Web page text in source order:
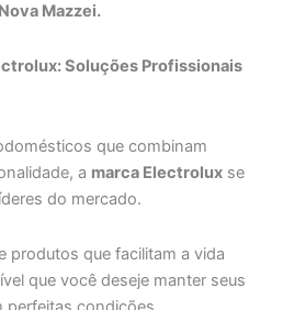
Mazzei.
Soluções Profissionais
que combinam
a marca Electrolux se
do mercado.
produtos que facilitam a vida
que você deseje manter seus